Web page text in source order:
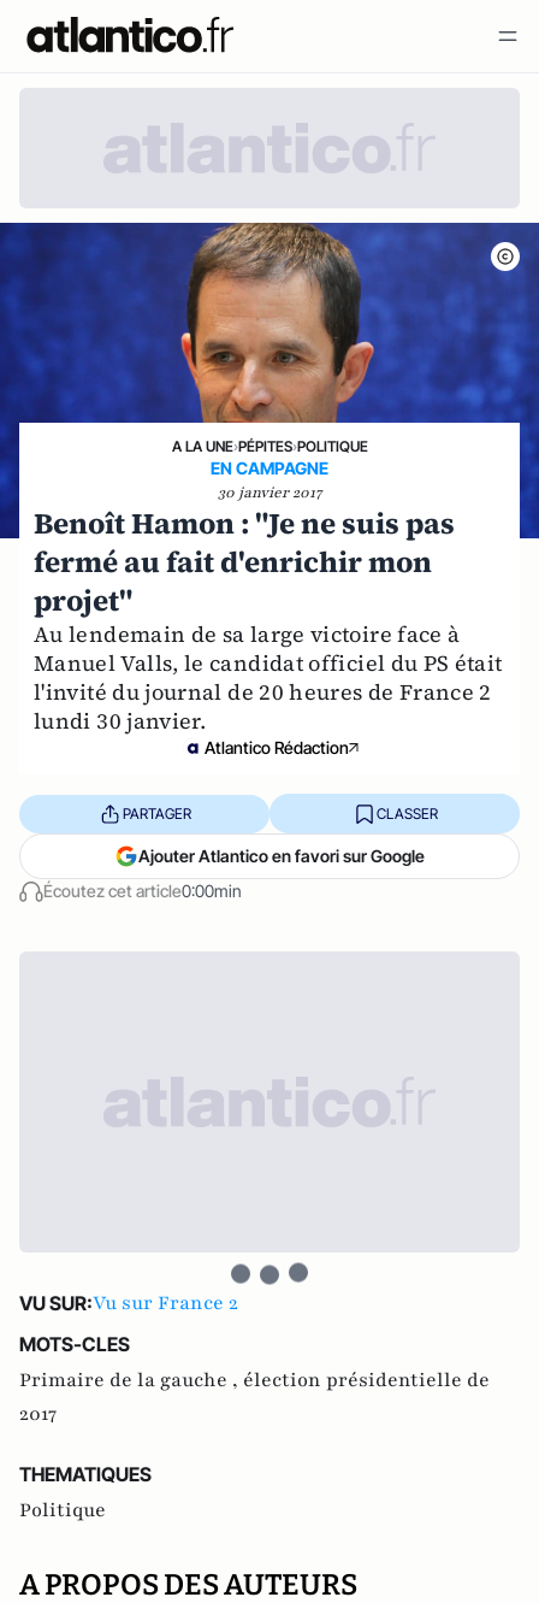
A LA UNE›PÉPITES›POLITIQUE
EN CAMPAGNE
30 janvier 2017
Benoît Hamon : "Je ne suis pas
fermé au fait d'enrichir mon
projet"
Au lendemain de sa large victoire face à
Manuel Valls, le candidat officiel du PS était
l'invité du journal de 20 heures de France 2
lundi 30 janvier.
Atlantico Rédaction
Écoutez cet article0:00min
PARTAGER CLASSER
Ajouter Atlantico en favori sur Google
VU SUR:Vu sur France 2
MOTS-CLES
Primaire de la gauche , élection présidentielle de
2017
THEMATIQUES
Politique
A PROPOS DES AUTEURS